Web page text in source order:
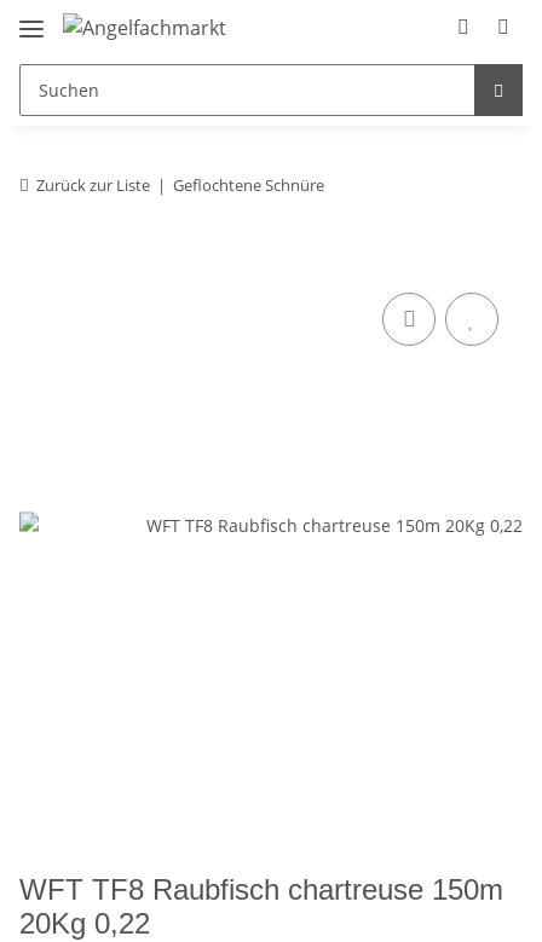
Zurück zur Liste Geflochtene Schnüre
WFT TF8 Raubfisch chartreuse 150m
20Kg 0,22